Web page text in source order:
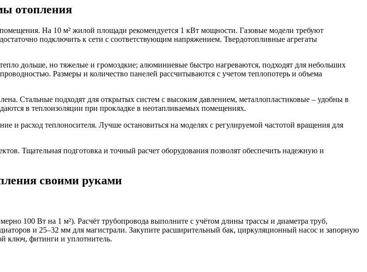
отопления
На 10 м² жилой площади рекомендуется 1 кВт мощности. Газовые модели требуют
подключить к сети с соответствующим напряжением. Твердотопливные агрегаты
дольше, но тяжелые и громоздкие; алюминиевые быстро нагреваются, подходят для небольших
Размеры и количество панелей рассчитываются с учетом теплопотерь и объема
Стальные подходят для открытых систем с высоким давлением, металлопластиковые – удобны в
в теплоизоляции при прокладке в неотапливаемых помещениях.
и расход теплоносителя. Лучше остановиться на моделях с регулируемой частотой вращения для
Тщательная подготовка и точный расчет оборудования позволят обеспечить надежную и
своими руками
100 Вт на 1 м²). Расчёт трубопровода выполните с учётом длины трассы и диаметра труб,
и 25–32 мм для магистрали. Закупите расширительный бак, циркуляционный насос и запорную
ключ, фитинги и уплотнитель.